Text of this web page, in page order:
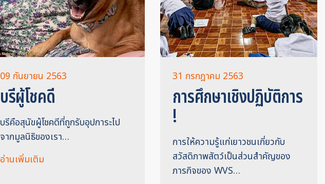
09 กันยายน 2563
บรีผู้โชคดี
บรีคือสุนัขผู้โชคดีที่ถูกรับอุปการะไป
จากมูลนิธิของเรา…
อ่านเพิ่มเติม
31 กรกฎาคม 2563
การศึกษาเชิงปฏิบัติการ
!
การให้ความรู้แก่เยาวชนเกี่ยวกับ
สวัสดิภาพสัตว์เป็นส่วนสำคัญของ
ภารกิจของ WVS…